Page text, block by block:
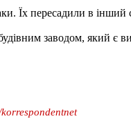
Їх пересадили в інший
заводом, який є